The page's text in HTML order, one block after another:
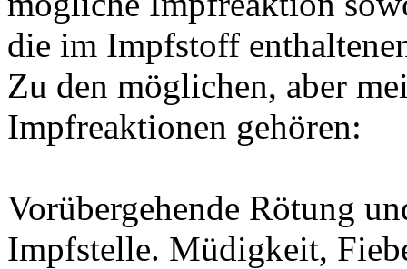
die im Impfstoff
Zu den möglichen, aber
Impfreaktionen gehören:
Vorübergehende Rötung
Impfstelle. Müdigkeit,